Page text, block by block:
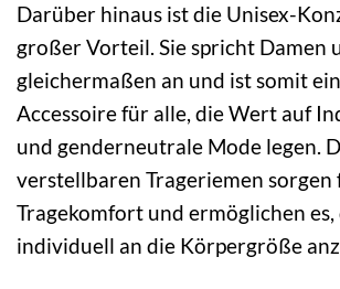
Darüber hinaus ist die Unisex-
großer Vorteil. Sie spricht Damen
gleichermaßen an und ist somit
Accessoire für alle, die Wert auf
und genderneutrale Mode legen.
verstellbaren Trageriemen
Tragekomfort und ermöglichen es,
individuell an die Körpergröße